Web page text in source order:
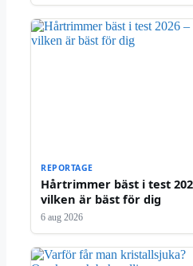
REPORTAGE
Hårtrimmer bäst i test
vilken är bäst för dig
6 aug 2026